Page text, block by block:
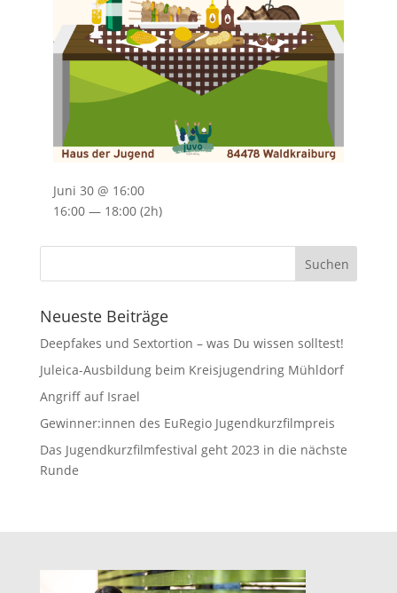
Juni 30 @ 16:00
16:00 — 18:00 (2h)
Neueste Beiträge
Deepfakes und Sextortion – was Du wissen solltest!
Juleica-Ausbildung beim Kreisjugendring Mühldorf
Angriff auf Israel
Gewinner:innen des EuRegio Jugendkurzfilmpreis
Das Jugendkurzfilmfestival geht 2023 in die nächste
Runde